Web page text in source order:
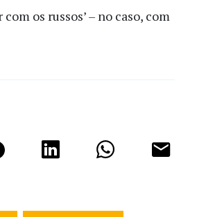
os russos’ – no caso, com